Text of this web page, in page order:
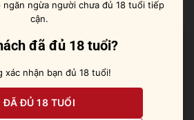
ngừa người chưa đủ 18 tuổi tiếp
cận.
đã đủ 18 tuổi?
xác nhận bạn đủ 18 tuổi!
ĐÃ ĐỦ 18 TUỔI